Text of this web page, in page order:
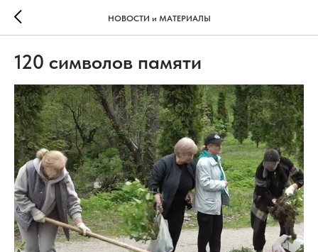
НОВОСТИ и МАТЕРИАЛЫ
120 символов памяти